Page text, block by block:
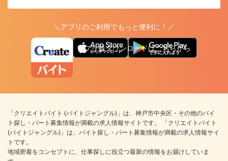
＼アプリのご利用でもっと便利に！／
アプリ版ダウンロードはこちらから
「クリエイトバイト (バイトジャングル)」は、神戸市中央区・その他のバイ
ト探し・パート募集情報が満載の求人情報サイトです。 「クリエイトバイト
(バイトジャングル)」は、バイト探し・パート募集情報が満載の求人情報サイ
トです。
地域密着をコンセプトに、仕事探しに役立つ最新の情報をお届けしていま